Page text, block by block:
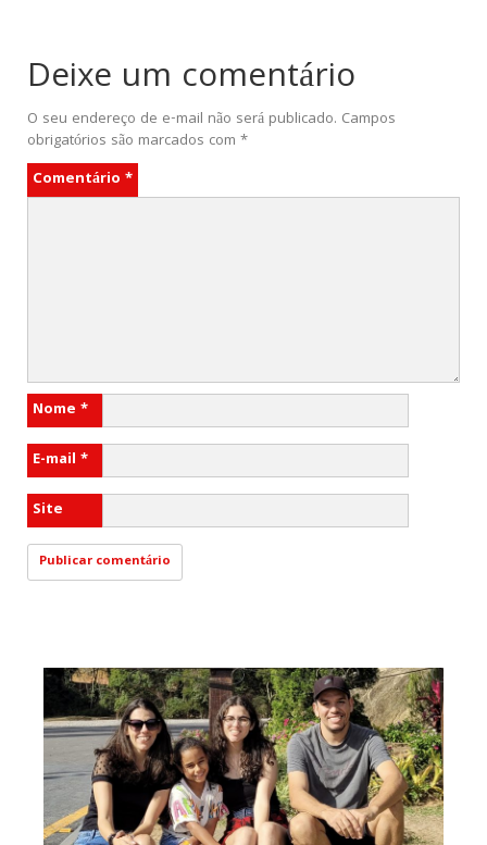
Deixe um comentário
O seu endereço de e-mail não será publicado. Campos
obrigatórios são marcados com *
Comentário *
Nome *
E-mail *
Site